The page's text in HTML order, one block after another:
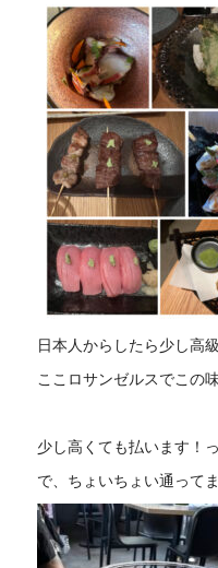
日本人からしたら少し高
ここロサンゼルスでこの
少し高くても払います！
で、ちょいちょい通って